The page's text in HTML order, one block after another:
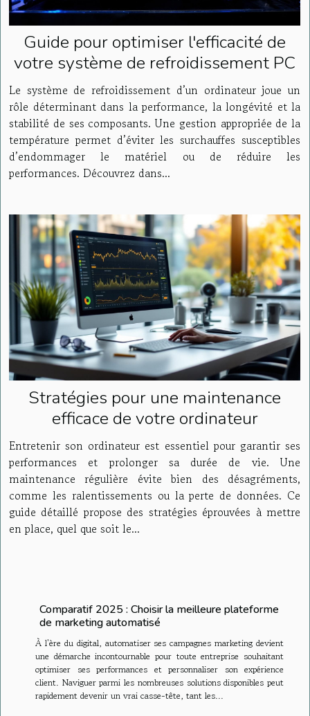
Guide pour optimiser l'efficacité de
votre système de refroidissement PC
Le système de refroidissement d’un ordinateur joue un
rôle déterminant dans la performance, la longévité et la
stabilité de ses composants. Une gestion appropriée de la
température permet d’éviter les surchauffes susceptibles
d’endommager le matériel ou de réduire les
performances. Découvrez dans...
Stratégies pour une maintenance
efficace de votre ordinateur
Entretenir son ordinateur est essentiel pour garantir ses
performances et prolonger sa durée de vie. Une
maintenance régulière évite bien des désagréments,
comme les ralentissements ou la perte de données. Ce
guide détaillé propose des stratégies éprouvées à mettre
en place, quel que soit le...
Comparatif 2025 : Choisir la meilleure plateforme
de marketing automatisé
À l'ère du digital, automatiser ses campagnes marketing devient
une démarche incontournable pour toute entreprise souhaitant
optimiser ses performances et personnaliser son expérience
client. Naviguer parmi les nombreuses solutions disponibles peut
rapidement devenir un vrai casse-tête, tant les...